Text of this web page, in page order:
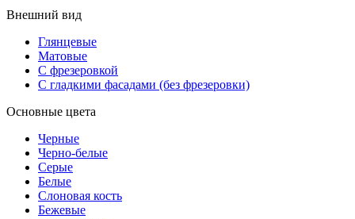
Внешний вид
Глянцевые
Матовые
С фрезеровкой
С гладкими фасадами (без фрезеровки)
Основные цвета
Черные
Черно-белые
Серые
Белые
Слоновая кость
Бежевые